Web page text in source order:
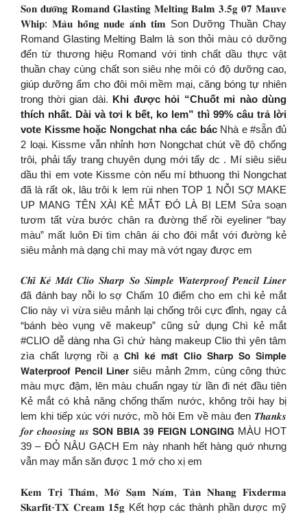
𝐒𝐨𝐧 𝐝𝐮̛𝐨̛̃𝐧𝐠 𝐑𝐨𝐦𝐚𝐧𝐝 𝐆𝐥𝐚𝐬𝐭𝐢𝐧𝐠 𝐌𝐞𝐥𝐭𝐢𝐧𝐠 𝐁𝐚𝐥𝐦 𝟑.𝟓𝐠 𝟎𝟕 𝐌𝐚𝐮𝐯𝐞
𝐖𝐡𝐢𝐩: 𝐌𝐚̀𝐮 𝐡𝐨̂̀𝐧𝐠 𝐧𝐮𝐝𝐞 𝐚́𝐧𝐡 𝐭𝐢́𝐦 Son Dưỡng Thuần Chay
Romand Glasting Melting Balm là son thỏi màu có dưỡng
đến từ thương hiệu Romand với tinh chất dầu thực vật
thuần chay cùng chất son siêu nhẹ môi có độ dưỡng cao,
giúp dưỡng ẩm cho đôi môi mềm mại, căng bóng tự nhiên
trong thời gian dài. Khi được hỏi “Chuốt mi nào dùng
thích nhất. Dài và tơi k bết, ko lem” thì 99% câu trả lời
vote Kissme hoặc Nongchat nha các bác Nhà e #sẵn đủ
2 loại. Kissme vẫn nhỉnh hơn Nongchat chút về độ chống
trôi, phải tẩy trang chuyên dụng mới tẩy dc . Mí siêu siêu
dầu thì em vote Kissme còn nếu mí bthuong thì Nongchat
đã là rất ok, lâu trôi k lem rùi nhen TOP 1 NỖI SỢ MAKE
UP MANG TÊN XÀI KẺ MẮT ĐÓ LÀ BỊ LEM Sửa soạn
tươm tất vừa bước chân ra đường thế rồi eyeliner “bay
màu” mất luôn Đi tìm chân ái cho đôi mắt với đường kẻ
siêu mảnh mà dạng chì may mà vớt ngay được em
𝑪𝒉𝒊̀ 𝑲𝒆̉ 𝑴𝒂̆́𝒕 𝑪𝒍𝒊𝒐 𝑺𝒉𝒂𝒓𝒑 𝑺𝒐 𝑺𝒊𝒎𝒑𝒍𝒆 𝑾𝒂𝒕𝒆𝒓𝒑𝒓𝒐𝒐𝒇 𝑷𝒆𝒏𝒄𝒊𝒍 𝑳𝒊𝒏𝒆𝒓
đã đánh bay nỗi lo sợ Chấm 10 điểm cho em chì kẻ mắt
Clio này vì vừa siêu mảnh lại chống trôi cực đỉnh, ngay cả
“bánh bèo vụng vẽ makeup” cũng sử dụng Chì kẻ mắt
#CLIO dễ dàng nha Gì chứ hàng makeup Clio thì yên tâm
zìa chất lượng rồi ạ 𝗖𝗵𝗶̀ 𝗸𝗲̉ 𝗺𝗮̆́𝘁 𝗖𝗹𝗶𝗼 𝗦𝗵𝗮𝗿𝗽 𝗦𝗼 𝗦𝗶𝗺𝗽𝗹𝗲
𝗪𝗮𝘁𝗲𝗿𝗽𝗿𝗼𝗼𝗳 𝗣𝗲𝗻𝗰𝗶𝗹 𝗟𝗶𝗻𝗲𝗿 siêu mảnh 2mm, cùng công thức
màu mực đậm, lên màu chuẩn ngay từ lần đi nét đầu tiên
Kẻ mắt có khả năng chống thấm nước, không trôi hay bị
lem khi tiếp xúc với nước, mồ hôi Em về màu đen 𝑻𝒉𝒂𝒏𝒌𝒔
𝒇𝒐𝒓 𝒄𝒉𝒐𝒐𝒔𝒊𝒏𝒈 𝒖𝒔 𝗦𝗢𝗡 𝗕𝗕𝗜𝗔 𝟯𝟵 𝗙𝗘𝗜𝗚𝗡 𝗟𝗢𝗡𝗚𝗜𝗡𝗚 MÀU HOT
39 – ĐỎ NÂU GẠCH Em này nhanh hết hàng quớ nhưng
vẫn may mắn săn được 1 mớ cho xị em
𝐊𝐞𝐦 𝐓𝐫𝐢̣ 𝐓𝐡𝐚̂𝐦, 𝐌𝐨̛̀ 𝐒𝐚̣𝐦 𝐍𝐚́𝐦, 𝐓𝐚̀𝐧 𝐍𝐡𝐚𝐧𝐠 𝐅𝐢𝐱𝐝𝐞𝐫𝐦𝐚
𝐒𝐤𝐚𝐫𝐟𝐢𝐭-𝐓𝐗 𝐂𝐫𝐞𝐚𝐦 𝟏𝟓𝐠 Kết hợp các thành phần dược mỹ